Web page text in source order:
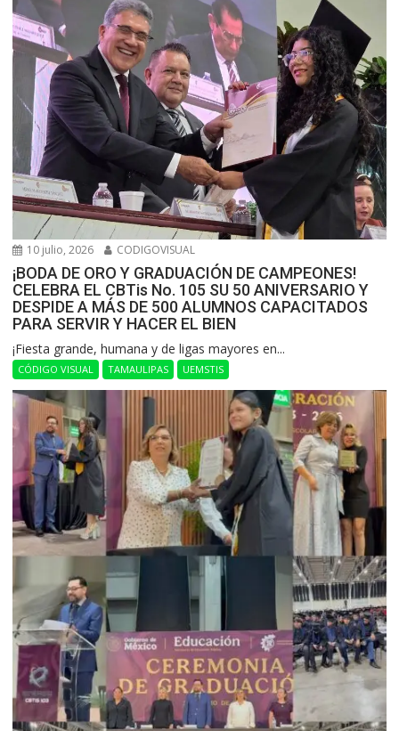
10 julio, 2026 CODIGOVISUAL
¡BODA DE ORO Y GRADUACIÓN DE CAMPEONES!
CELEBRA EL CBTis No. 105 SU 50 ANIVERSARIO Y
DESPIDE A MÁS DE 500 ALUMNOS CAPACITADOS
PARA SERVIR Y HACER EL BIEN
​¡Fiesta grande, humana y de ligas mayores en...
CÓDIGO VISUAL TAMAULIPAS UEMSTIS